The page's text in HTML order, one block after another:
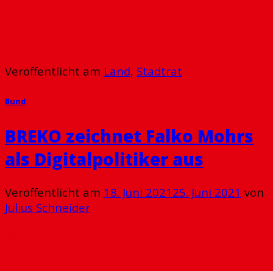
Veröffentlicht am Land, Stadtrat
Bund
BREKO zeichnet Falko Mohrs
als Digitalpolitiker aus
Veröffentlicht am 18. Juni 2021 25. Juni 2021 von
Julius Schneider